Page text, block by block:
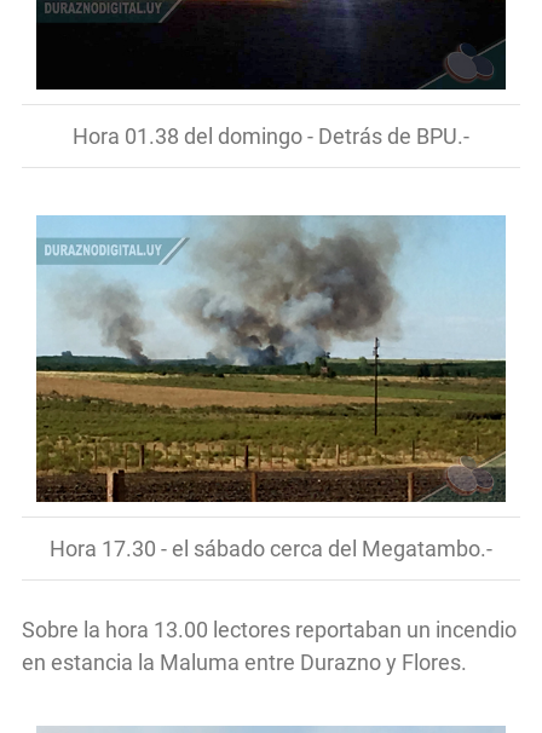
Hora 01.38 del domingo - Detrás de BPU.-
Hora 17.30 - el sábado cerca del Megatambo.-
Sobre la hora 13.00 lectores reportaban un incendio
en estancia la Maluma entre Durazno y Flores.